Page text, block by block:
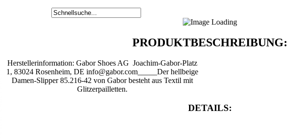
PRODUKTBESCHREIBUNG:
Herstellerinformation: Gabor Shoes AG Joachim-Gabor-Platz
1, 83024 Rosenheim, DE info@gabor.com_____Der hellbeige
Damen-Slipper 85.216-42 von Gabor besteht aus Textil mit
Glitzerpailletten.
DETAILS: